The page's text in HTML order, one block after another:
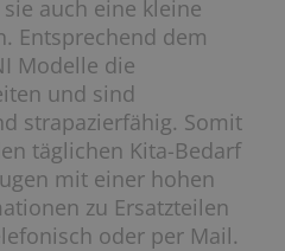
auch eine kleine
Entsprechend dem
Modelle die
und sind
strapazierfähig. Somit
täglichen Kita-Bedarf
mit einer hohen
zu Ersatzteilen
oder per Mail.